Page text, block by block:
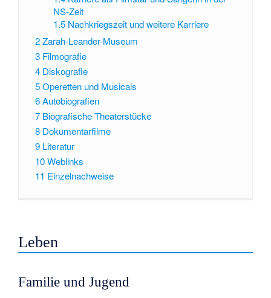
NS-Zeit
1.5 Nachkriegszeit und weitere Karriere
2Zarah-Leander-Museum
3 Filmografie
4 Diskografie
5Operetten und Musicals
6Autobiografien
7 Biografische Theaterstücke
8 Dokumentarfilme
9 Literatur
10Weblinks
11 Einzelnachweise
Leben
Familie und Jugend